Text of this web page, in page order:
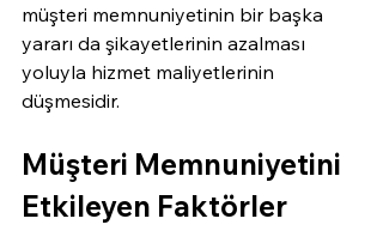
müşteri memnuniyetinin bir başka
yararı da şikayetlerinin azalması
yoluyla hizmet maliyetlerinin
düşmesidir.
Müşteri Memnuniyetini
Etkileyen Faktörler